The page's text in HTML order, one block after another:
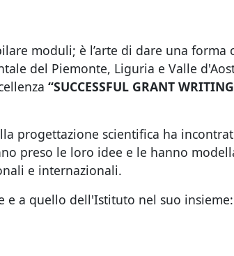
moduli; è l’arte di dare una forma
del Piemonte, Liguria e Valle
“SUCCESSFUL GRANT
progettazione scientifica ha
preso le loro idee e le hanno
e internazionali.
e a quello dell'Istituto nel suo insieme: